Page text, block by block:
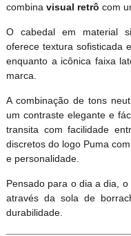
combina visual retrô com
O cabedal em material
oferece textura sofisticada
enquanto a icônica faixa
marca.
A combinação de tons
um contraste elegante e
transita com facilidade
discretos do logo Puma
e personalidade.
Pensado para o dia a dia,
através da sola de
durabilidade.